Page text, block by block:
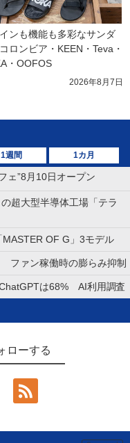
ンも機能も多彩なサンダ
ロンビア・KEEN・Teva・
・OOFOS
2026年8月7日
1週間 1カ月
ェ”8月10日オープン
超大型半導体工場「テラ
OF G」3モデル
ファン稼働時の膨らみ抑制
は68% AI利用調査
ローする